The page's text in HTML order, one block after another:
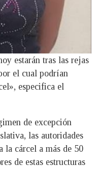
estarán tras las rejas
el cual podrían
especifica el
de excepción
las autoridades
la cárcel a más de 50
de estas estructuras